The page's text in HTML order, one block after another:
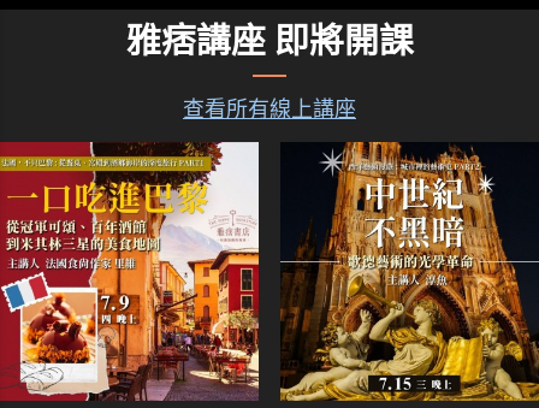
雅痞講座 即將開課
查看所有線上講座